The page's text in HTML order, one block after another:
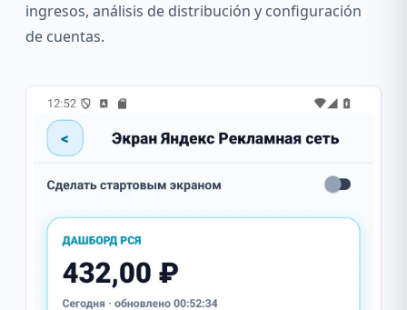
ingresos, análisis de distribución y configuración
de cuentas.